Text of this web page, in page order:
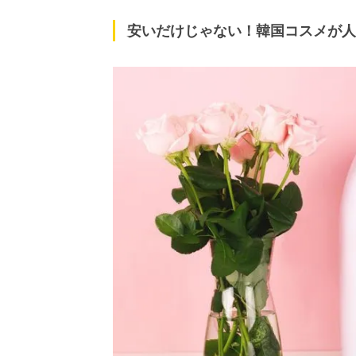
安いだけじゃない！韓国コスメが